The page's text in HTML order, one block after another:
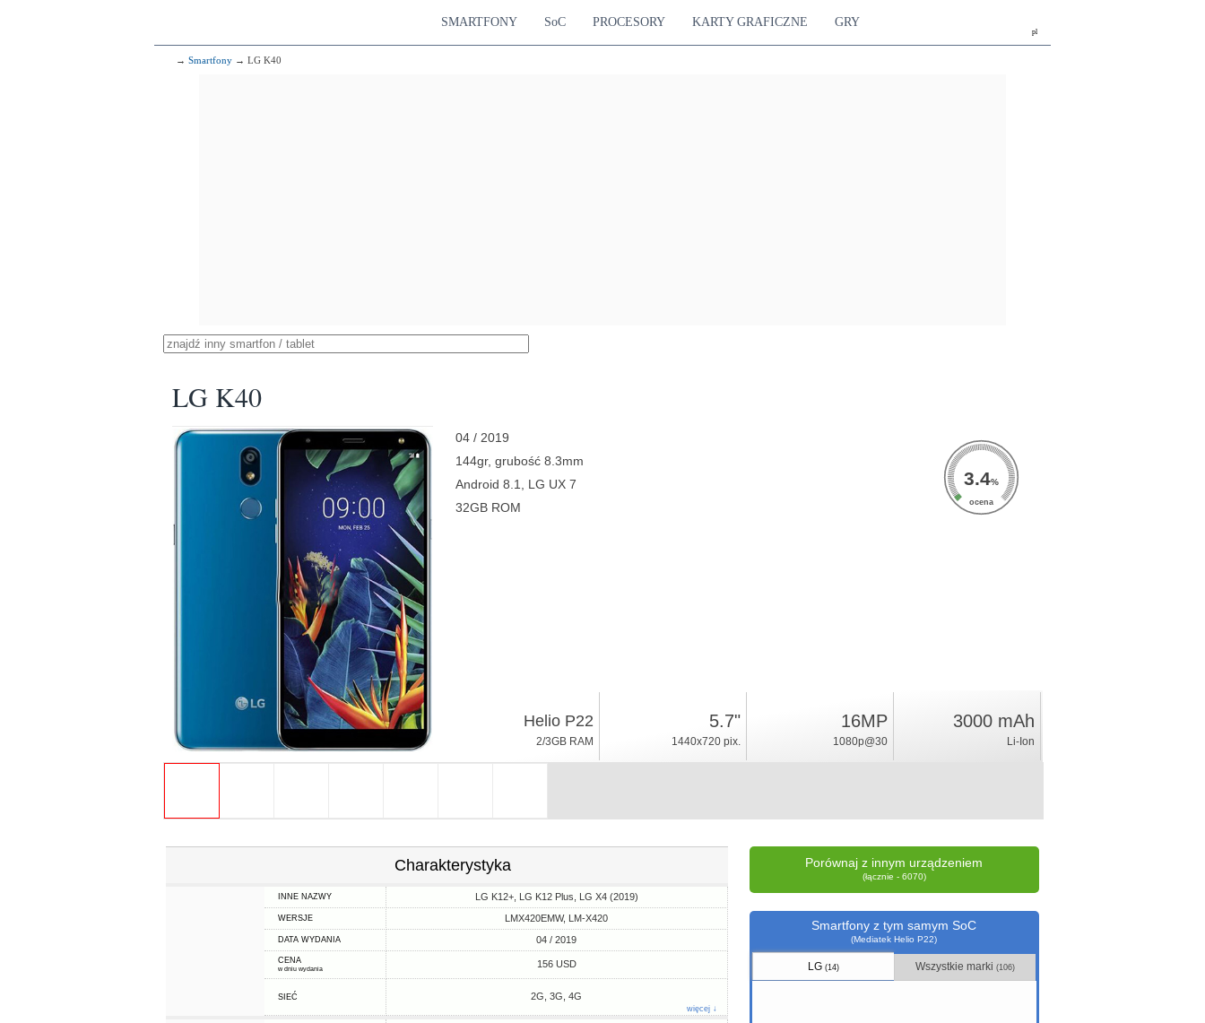
pl
SMARTFONY SoC PROCESORY KARTY GRAFICZNE GRY
→ Smartfony → LG K40
LG K40
04 / 2019
144gr, grubość 8.3mm
Android 8.1, LG UX 7
32GB ROM
3.4%
ocena
Helio P22
2/3GB RAM
5.7"
1440x720 pix.
16MP
1080p@30
3000 mAh
Li-Ion
Charakterystyka
INNE NAZWY LG K12+, LG K12 Plus, LG X4 (2019)
WERSJE LMX420EMW, LM-X420
DATA WYDANIA 04 / 2019
CENA
w dniu wydania 156 USD
SIEĆ 2G, 3G, 4G
więcej ↓
Porównaj z innym urządzeniem
(łącznie - 6070)
Smartfony z tym samym SoC
(Mediatek Helio P22)
LG (14) Wszystkie marki (106)